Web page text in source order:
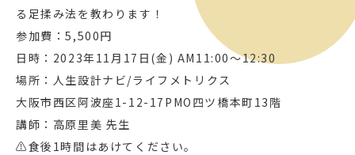
る足揉み法を教わります！
参加費：5,500円
日時：2023年11月17日(金) AM11:00～12:30
場所：人生設計ナビ/ライフメトリクス
大阪市西区阿波座1-12-17PMO四ツ橋本町13階
講師：高原里美 先生
⚠︎食後1時間はあけてください。